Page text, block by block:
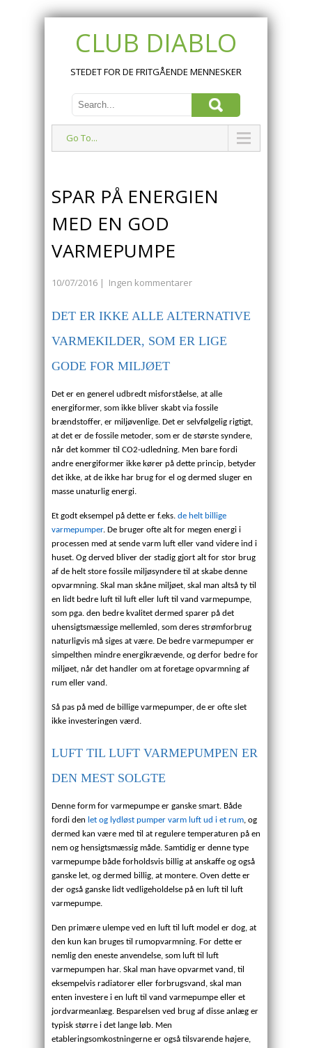
CLUB DIABLO
STEDET FOR DE FRITGÅENDE MENNESKER
Go To...
SPAR PÅ ENERGIEN
MED EN GOD
VARMEPUMPE
10/07/2016 | Ingen kommentarer
DET ER IKKE ALLE ALTERNATIVE
VARMEKILDER, SOM ER LIGE
GODE FOR MILJØET
Det er en generel udbredt misforståelse, at alle
energiformer, som ikke bliver skabt via fossile
brændstoffer, er miljøvenlige. Det er selvfølgelig rigtigt,
at det er de fossile metoder, som er de største syndere,
når det kommer til CO2-udledning. Men bare fordi
andre energiformer ikke kører på dette princip, betyder
det ikke, at de ikke har brug for el og dermed sluger en
masse unaturlig energi.
Et godt eksempel på dette er f.eks. de helt billige
varmepumper. De bruger ofte alt for megen energi i
processen med at sende varm luft eller vand videre ind i
huset. Og derved bliver der stadig gjort alt for stor brug
af de helt store fossile miljøsyndere til at skabe denne
opvarmning. Skal man skåne miljøet, skal man altså ty til
en lidt bedre luft til luft eller luft til vand varmepumpe,
som pga. den bedre kvalitet dermed sparer på det
uhensigtsmæssige mellemled, som deres strømforbrug
naturligvis må siges at være. De bedre varmepumper er
simpelthen mindre energikrævende, og derfor bedre for
miljøet, når det handler om at foretage opvarmning af
rum eller vand.
Så pas på med de billige varmepumper, de er ofte slet
ikke investeringen værd.
LUFT TIL LUFT VARMEPUMPEN ER
DEN MEST SOLGTE
Denne form for varmepumpe er ganske smart. Både
fordi den let og lydløst pumper varm luft ud i et rum, og
dermed kan være med til at regulere temperaturen på en
nem og hensigtsmæssig måde. Samtidig er denne type
varmepumpe både forholdsvis billig at anskaffe og også
ganske let, og dermed billig, at montere. Oven dette er
der også ganske lidt vedligeholdelse på en luft til luft
varmepumpe.
Den primære ulempe ved en luft til luft model er dog, at
den kun kan bruges til rumopvarmning. For dette er
nemlig den eneste anvendelse, som luft til luft
varmepumpen har. Skal man have opvarmet vand, til
eksempelvis radiatorer eller forbrugsvand, skal man
enten investere i en luft til vand varmepumpe eller et
jordvarmeanlæg. Besparelsen ved brug af disse anlæg er
typisk større i det lange løb. Men
etableringsomkostningerne er også tilsvarende højere,